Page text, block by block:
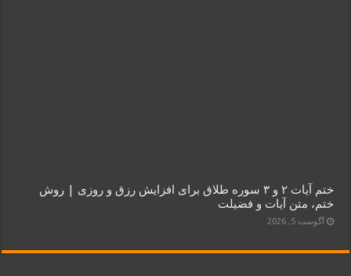
ختم آیات ۲ و ۳ سوره طلاق برای افزایش رزق و روزی | روش
ختم، متن آیات و فضیلت
آگوست 5, 2026